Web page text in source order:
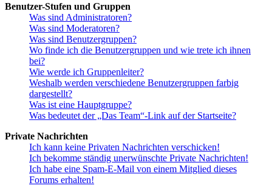
Benutzer-Stufen und Gruppen
Was sind Administratoren?
Was sind Moderatoren?
Was sind Benutzergruppen?
Wo finde ich die Benutzergruppen und wie trete ich ihnen
bei?
Wie werde ich Gruppenleiter?
Weshalb werden verschiedene Benutzergruppen farbig
dargestellt?
Was ist eine Hauptgruppe?
Was bedeutet der „Das Team“-Link auf der Startseite?
Private Nachrichten
Ich kann keine Privaten Nachrichten verschicken!
Ich bekomme ständig unerwünschte Private Nachrichten!
Ich habe eine Spam-E-Mail von einem Mitglied dieses
Forums erhalten!